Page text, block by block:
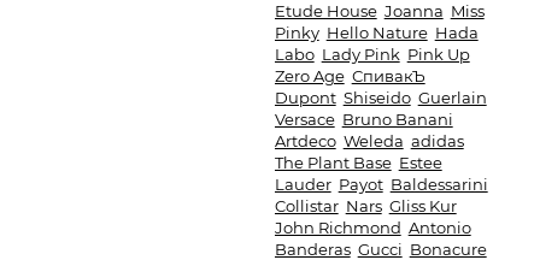
Etude House Joanna Miss
Pinky Hello Nature Hada
Labo Lady Pink Pink Up
Zero Age СпивакЪ
Dupont Shiseido Guerlain
Versace Bruno Banani
Artdeco Weleda adidas
The Plant Base Estee
Lauder Payot Baldessarini
Collistar Nars Gliss Kur
John Richmond Antonio
Banderas Gucci Bonacure